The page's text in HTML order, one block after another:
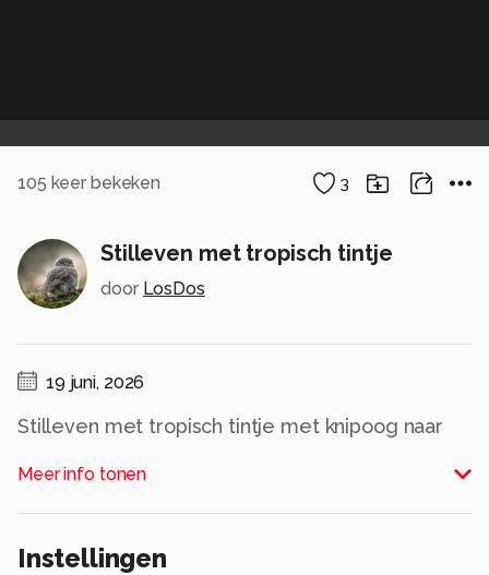
105 keer bekeken 3
Stilleven met tropisch tintje
door LosDos
19 juni, 2026
Stilleven met tropisch tintje met knipoog naar
1666_Brazilian_fruits.jpg
Meer info tonen
Instellingen